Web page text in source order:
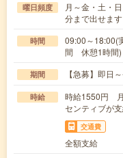
曜日頻度
月～金・土・
分まで出せます
時間
09:00～18:00(
間 休憩1時間)
期間 【急募】即日
時給
時給1550円
センティブが
交通費
全額支給